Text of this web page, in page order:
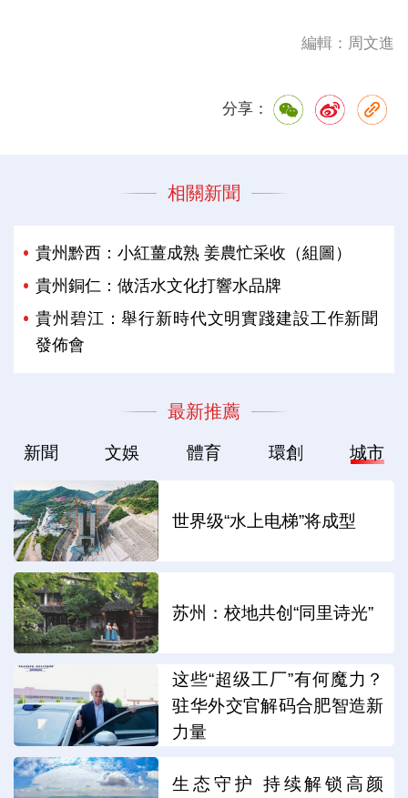
編輯：周文進
分享：
相關新聞
貴州黔西：小紅薑成熟 姜農忙采收（組圖）
貴州銅仁：做活水文化打響水品牌
貴州碧江：舉行新時代文明實踐建設工作新聞
發佈會
最新推薦
新聞 文娛 體育 環創 城市
世界级“水上电梯”将成型
苏州：校地共创“同里诗光”
这些“超级工厂”有何魔力？
驻华外交官解码合肥智造新
力量
生态守护 持续解锁高颜